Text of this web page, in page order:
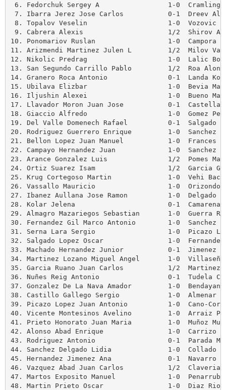
6. Fedorchuk Sergey A                 1-0  Cramling
7. Ibarra Jerez Jose Carlos           0-1  Dreev
8. Topalov Veselin                    1-0  Vozovic
9. Cabrera Alexis                     1/2  Shirov
10. Ponomariov Ruslan                  1-0  Campora
11. Arizmendi Martinez Julen L         1/2  Milov
12. Nikolic Predrag                    1-0  Lalic
13. San Segundo Carrillo Pablo         1/2  Roa
14. Granero Roca Antonio               0-1  Landa
15. Ubilava Elizbar                    1-0  Bevia
16. Iljushin Alexei                    1-0  Bueno
17. Llavador Moron Juan Jose           0-1
18. Giaccio Alfredo                    1-0  Gomez
19. Del Valle Domenech Rafael          0-1  Salgado
20. Rodriguez Guerrero Enrique         1-0  Sanchez
21. Bellon Lopez Juan Manuel           1-0  Frances
22. Campayo Hernandez Juan             1-0  Sanchez
23. Arance Gonzalez Luis               1/2  Pomes
24. Ortiz Suarez Isam                  1/2  Garcia
25. Krug Cortegoso Martin              1-0  Vehi Bach
26. Vassallo Mauricio                  1-0  Orizondo
27. Ibanez Aullana Jose Ramon          1-0  Delgado
28. Kolar Jelena                       0-1  Camarena
29. Almagro Mazariegos Sebastian       1-0  Guerra
30. Fernandez Gil Marco Antonio        1-0  Sanchez
31. Serna Lara Sergio                  1-0  Picazo
32. Salgado Lopez Oscar                1-0  Fernandez
33. Machado Hernandez Junior           0-1  Jimenez
34. Martinez Lozano Miguel Angel       1-0
35. Garcia Ruano Juan Carlos           1/2  Martinez
36. Nuñes Reig Antonio                 0-1  Tudela
37. Gonzalez De La Nava Amador         1-0  Bendayan
38. Castillo Gallego Sergio            1-0  Almenar
39. Picazo Lopez Juan Antonio          1-0  Cano-
40. Vicente Montesinos Avelino         1-0  Arraiz
41. Prieto Honorato Juan Maria         1-0  Muñoz
42. Alonso Abad Enrique                1-0  Carrizo
43. Rodriguez Antonio                  0-1  Parada
44. Sanchez Delgado Lidia              1-0  Collado
45. Hernandez Jimenez Ana              0-1  Navarro
46. Vazquez Abad Juan Carlos           1/2  Claverias
47. Martos Exposito Manuel             1-0
48. Martin Prieto Oscar                1-0  Diaz Rios